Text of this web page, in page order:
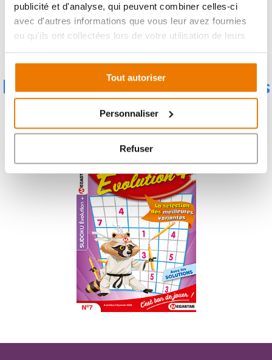
publicité et d'analyse, qui peuvent combiner celles-ci
avec d'autres informations que vous leur avez fournies
ou qu'ils ont collectées lors de votre utilisation de leurs
services.
Tout autoriser
Personnaliser
Refuser
Retrouvez cette variante dans
cette revue